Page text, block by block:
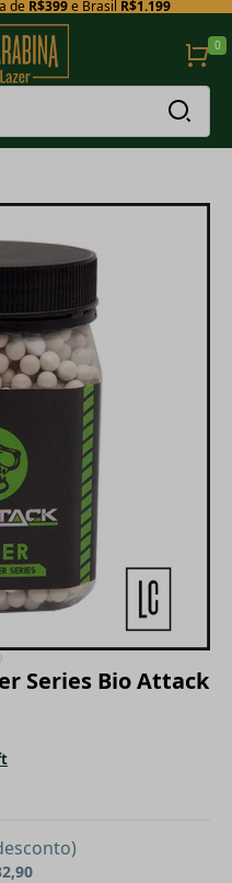
de R$399e Brasil R$1.199
0
Series Bio Attack